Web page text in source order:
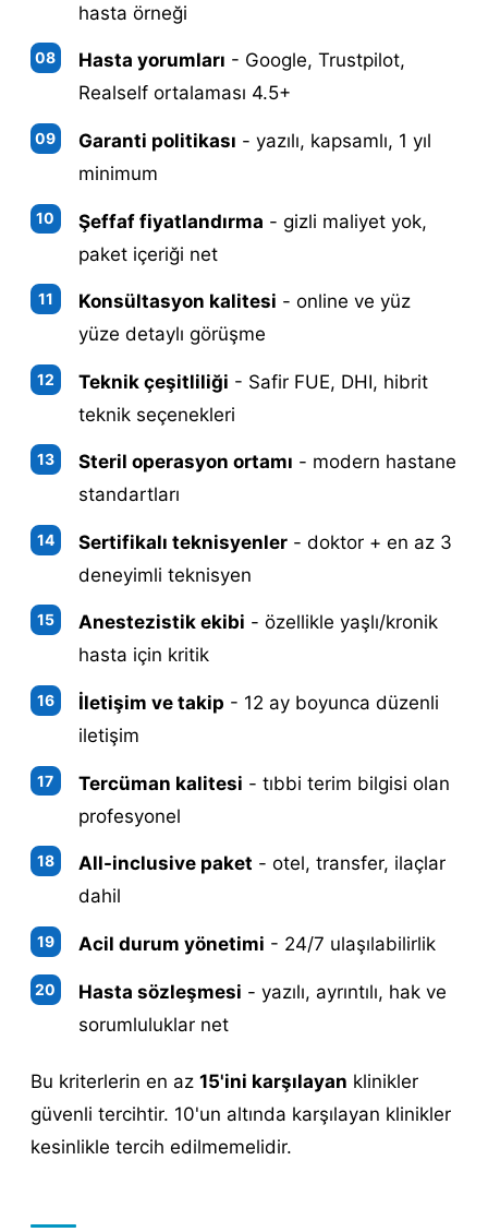
hasta örneği
Hasta yorumları - Google, Trustpilot,
Realself ortalaması 4.5+
Garanti politikası - yazılı, kapsamlı, 1 yıl
minimum
Şeffaf fiyatlandırma - gizli maliyet yok,
paket içeriği net
Konsültasyon kalitesi - online ve yüz
yüze detaylı görüşme
Teknik çeşitliliği - Safir FUE, DHI, hibrit
teknik seçenekleri
Steril operasyon ortamı - modern hastane
standartları
Sertifikalı teknisyenler - doktor + en az 3
deneyimli teknisyen
Anestezistik ekibi - özellikle yaşlı/kronik
hasta için kritik
İletişim ve takip - 12 ay boyunca düzenli
iletişim
Tercüman kalitesi - tıbbi terim bilgisi olan
profesyonel
All-inclusive paket - otel, transfer, ilaçlar
dahil
Acil durum yönetimi - 24/7 ulaşılabilirlik
Hasta sözleşmesi - yazılı, ayrıntılı, hak ve
sorumluluklar net
Bu kriterlerin en az 15'ini karşılayan klinikler
güvenli tercihtir. 10'un altında karşılayan klinikler
kesinlikle tercih edilmemelidir.